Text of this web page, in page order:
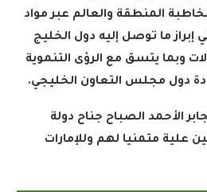
المنطقة والعالم عبر مواد
إبراز ما توصل إليه دول الخليج
وبما يتسق مع الرؤى التنموية
دول مجلس التعاون الخليجي.
الأحمد الصباح جناح دولة
علية متمنيا لهم وللإمارات